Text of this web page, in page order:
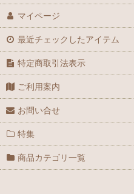
マイページ
最近チェックしたアイテム
特定商取引法表示
ご利用案内
お問い合せ
特集
商品カテゴリ一覧